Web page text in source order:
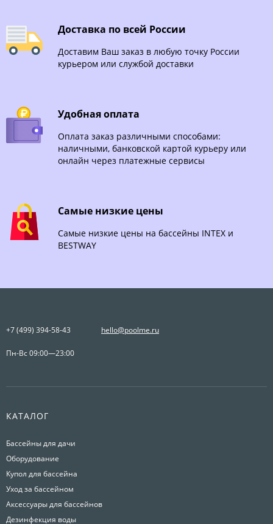
Доставка по всей России
Доставим Ваш заказ в любую точку России
курьером или службой доставки
Удобная оплата
Оплата заказ различными способами:
наличными, банковской картой курьеру или
онлайн через платежные сервисы
Самые низкие цены
Самые низкие цены на бассейны INTEX и
BESTWAY
+7 (499) 394-58-43 hello@poolme.ru
Пн-Вс 09:00—23:00
КАТАЛОГ
Бассейны для дачи
Оборудование
Купол для бассейна
Уход за бассейном
Аксессуары для бассейнов
Дезинфекция воды